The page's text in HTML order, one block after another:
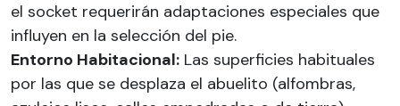
el socket requerirán adaptaciones especiales que
influyen en la selección del pie.
Entorno Habitacional: Las superficies habituales
por las que se desplaza el abuelito (alfombras,